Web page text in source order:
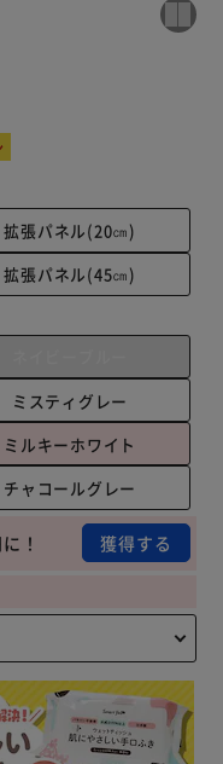
拡張パネル(20㎝)
拡張パネル(45㎝)
ミスティグレー
ミルキーホワイト
チャコールグレー
！ 獲得する